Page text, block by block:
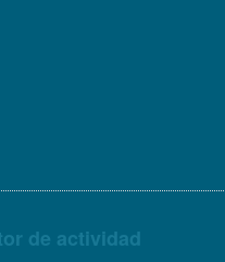
de actividad